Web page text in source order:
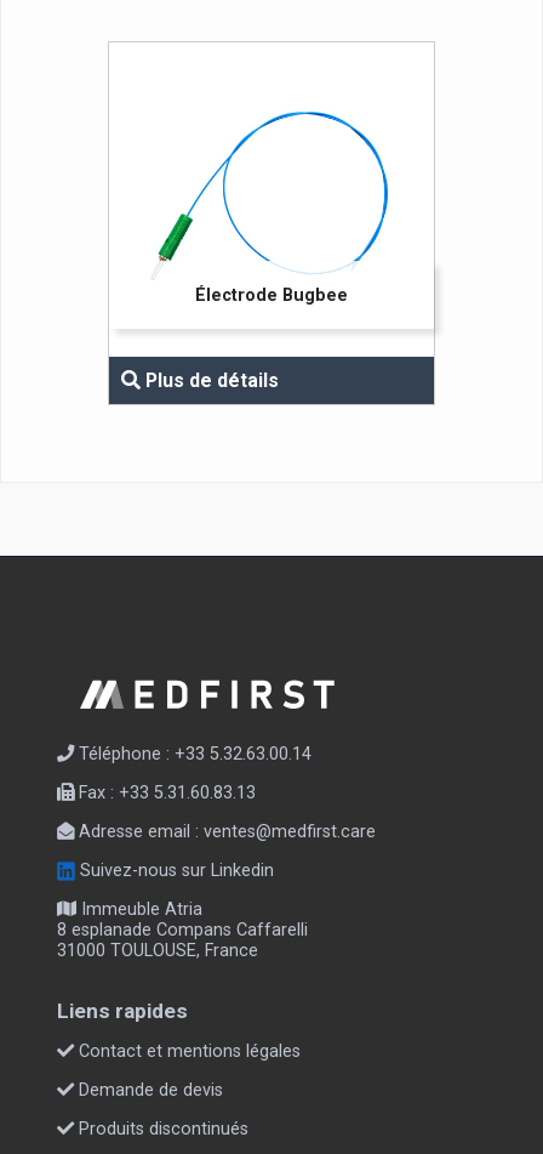
Électrode Bugbee
Plus de détails
Téléphone : +33 5.32.63.00.14
Fax : +33 5.31.60.83.13
Adresse email :ventes@medfirst.care
Suivez-nous sur Linkedin
Immeuble Atria
8 esplanade Compans Caffarelli
31000 TOULOUSE, France
Liens rapides
Contact et mentions légales
Demande de devis
Produits discontinués